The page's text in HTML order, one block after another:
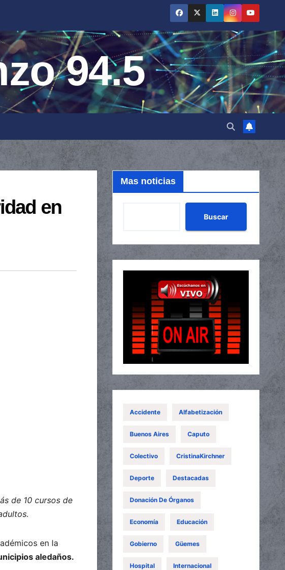
94.5
en
de 10 cursos de
en la
aledaños.
Mas noticias
Buscar
Accidente Alfabetización
Buenos Aires Caputo
Colectivo CristinaKirchner
Deporte Destacadas
Donación De Órganos
Economía Educación
Gobierno Güemes
Hospital Internacional